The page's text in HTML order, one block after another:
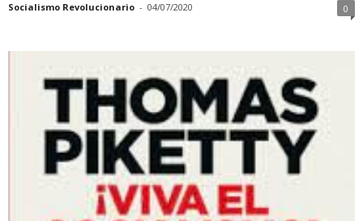
Socialismo Revolucionario - 04/07/2020 0